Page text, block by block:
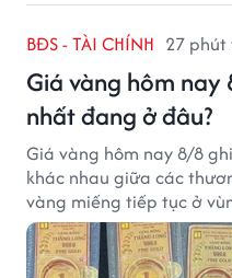
BĐS - TÀI CHÍNH 27
Giá vàng hôm
nhất đang ở đâu?
Giá vàng hôm nay 8/8
khác nhau giữa các
vàng miếng tiếp tục ở